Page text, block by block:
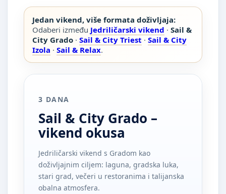
Jedan vikend, više formata doživljaja:
Odaberi između Jedriličarski vikend · Sail &
City Grado · Sail & City Triest · Sail & City
Izola · Sail & Relax.
3 DANA
Sail & City Grado –
vikend okusa
Jedriličarski vikend s Gradom kao
doživljajnim ciljem: laguna, gradska luka,
stari grad, večeri u restoranima i talijanska
obalna atmosfera.